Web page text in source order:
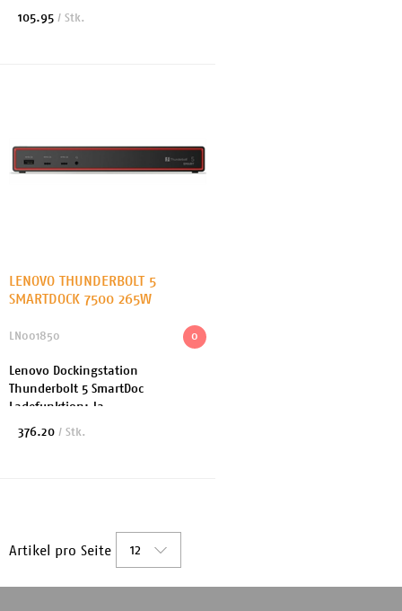
* Schnittstellen: 2-DisplayPort/1-
105.95 / Stk.
LENOVO THUNDERBOLT 5
SMARTDOCK 7500 265W
0
LN001850
Lenovo Dockingstation
Thunderbolt 5 SmartDoc
Ladefunktion: Ja,
Dockinganschluss: Thunderbolt 5
376.20 / Stk.
Artikel pro Seite 12